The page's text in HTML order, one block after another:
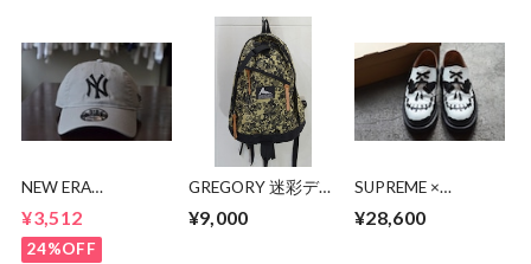
NEW ERA
¥3,512
24%OFF
GREGORY 迷彩デイ
¥9,000
SUPREME ×
SUPREME SKULL
¥28,600